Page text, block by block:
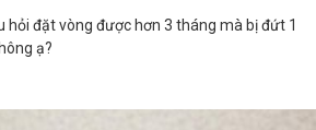
hỏi đặt vòng được hơn 3 tháng mà bị đứt 1
ạ?